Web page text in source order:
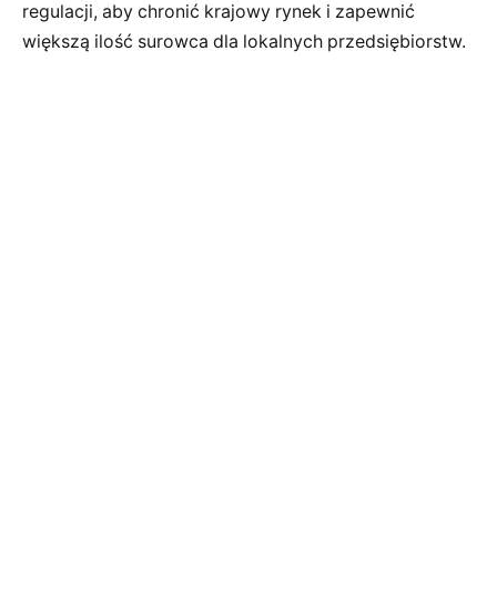
regulacji, aby chronić krajowy rynek i zapewnić
większą ilość surowca dla lokalnych przedsiębiorstw.